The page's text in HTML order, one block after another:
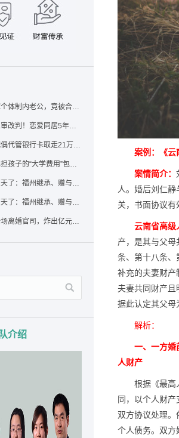
案例：《云
案情简介：
人。婚后刘仁
关，书面协议有
云南省高级
产，是其与父
条、第十八条、
补充的夫妻财产
夫妻共同财产
据此认定其父母
解析：
一、一方婚
人财产
根据《最高
同，以个人财
双方协议处理
个人债务。双方
福州律师蔡思斌评析：嫁个体制内老公，竟被合伙设局背上近百万债务，婚前不查征信真要命！
福州律师蔡思斌评析：二审改判！恋爱同居5年为女友买车，分手后能要回吗？
福州律师蔡思斌评析：配偶代管银行卡取走21万，离婚后这笔钱还要得回来吗？
福州律师蔡思斌评析：承担孩子的“大学费用”包括高额留学费用吗？
福州律师蔡思斌解答：变天了：福州继承、赠与房产转让要收20%个税？福州国税官方回复来了！
福州律师蔡思斌解答：变天了：福州继承、赠与房产转让要收20%个税？福州国税官方回答来了！
福州律师蔡思斌分享：一场离婚官司，炸出亿元“糊涂账”：本想分割家产，结果“自爆”了家底
介绍